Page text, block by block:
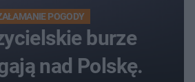
POGODY
burze
nad Polskę.